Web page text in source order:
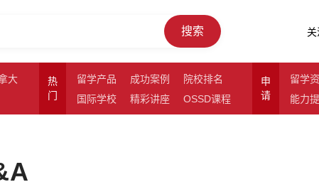
搜索
大
热
门
留学产品 成功案例
院校排名
国际学校
精彩讲座 OSSD课程
申
请
留学
能力